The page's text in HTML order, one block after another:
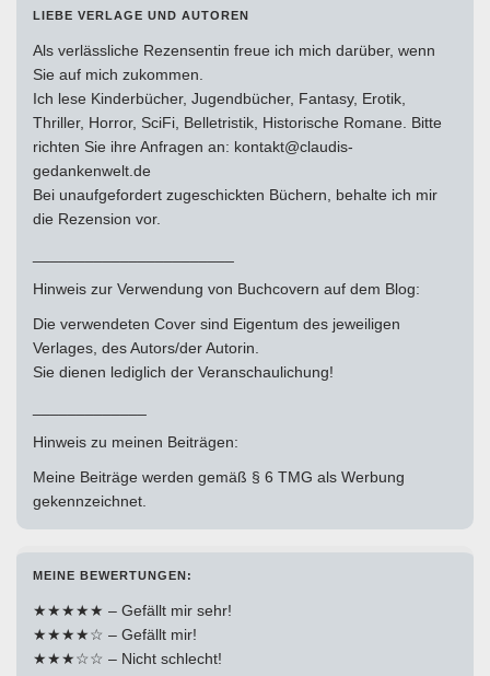
LIEBE VERLAGE UND AUTOREN
Als verlässliche Rezensentin freue ich mich darüber, wenn
Sie auf mich zukommen.
Ich lese Kinderbücher, Jugendbücher, Fantasy, Erotik,
Thriller, Horror, SciFi, Belletristik, Historische Romane. Bitte
richten Sie ihre Anfragen an: kontakt@claudis-
gedankenwelt.de
Bei unaufgefordert zugeschickten Büchern, behalte ich mir
die Rezension vor.
Hinweis zur Verwendung von Buchcovern auf dem Blog:
Die verwendeten Cover sind Eigentum des jeweiligen
Verlages, des Autors/der Autorin.
Sie dienen lediglich der Veranschaulichung!
Hinweis zu meinen Beiträgen:
Meine Beiträge werden gemäß § 6 TMG als Werbung
gekennzeichnet.
MEINE BEWERTUNGEN:
★★★★★ – Gefällt mir sehr!
★★★★☆ – Gefällt mir!
★★★☆☆ – Nicht schlecht!